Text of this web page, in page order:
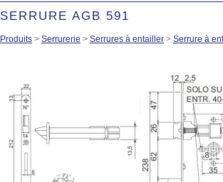
SERRURE AGB 591
Produits > Serrurerie > Serrures à entailler > Serrure à